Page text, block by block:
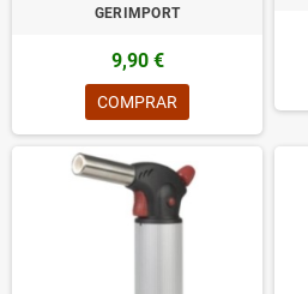
GERIMPORT
9,90 €
COMPRAR